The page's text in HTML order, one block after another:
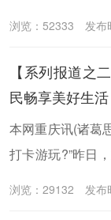
集党建引领乡村
共征集到150余
浏览：52333 发布
【系列报道之
民畅享美好生活
本网重庆讯(诸葛
打卡游玩?”昨日
浏览：29132 发布